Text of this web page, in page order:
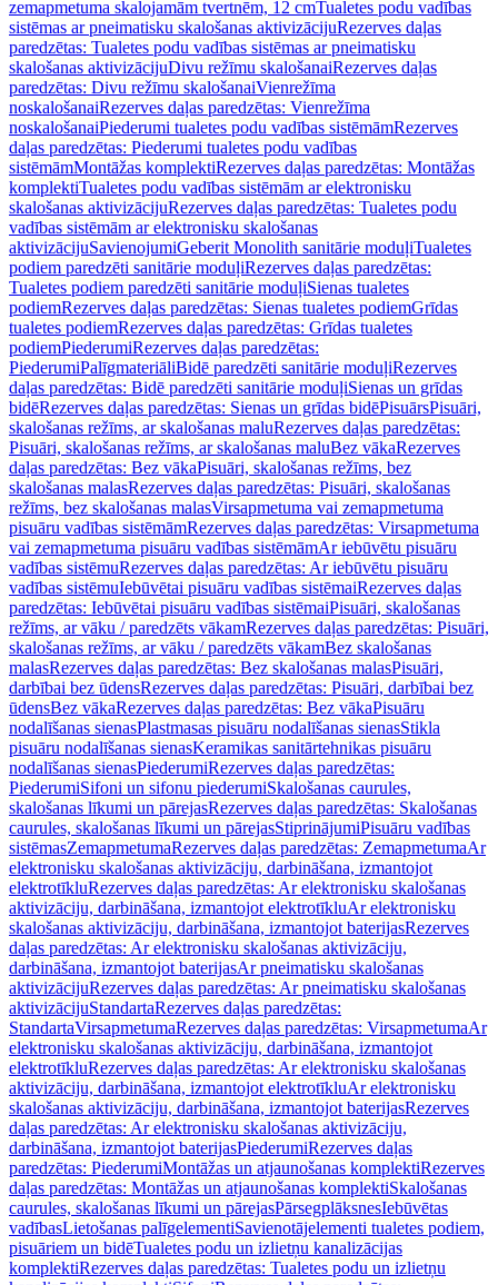
zemapmetuma skalojamām tvertnēm, 12 cmTualetes podu vadības
sistēmas ar pneimatisku skalošanas aktivizācijuRezerves daļas
paredzētas: Tualetes podu vadības sistēmas ar pneimatisku
skalošanas aktivizācijuDivu režīmu skalošanaiRezerves daļas
paredzētas: Divu režīmu skalošanaiVienrežīma
noskalošanaiRezerves daļas paredzētas: Vienrežīma
noskalošanaiPiederumi tualetes podu vadības sistēmāmRezerves
daļas paredzētas: Piederumi tualetes podu vadības
sistēmāmMontāžas komplektiRezerves daļas paredzētas: Montāžas
komplektiTualetes podu vadības sistēmām ar elektronisku
skalošanas aktivizācijuRezerves daļas paredzētas: Tualetes podu
vadības sistēmām ar elektronisku skalošanas
aktivizācijuSavienojumiGeberit Monolith sanitārie moduļiTualetes
podiem paredzēti sanitārie moduļiRezerves daļas paredzētas:
Tualetes podiem paredzēti sanitārie moduļiSienas tualetes
podiemRezerves daļas paredzētas: Sienas tualetes podiemGrīdas
tualetes podiemRezerves daļas paredzētas: Grīdas tualetes
podiemPiederumiRezerves daļas paredzētas:
PiederumiPalīgmateriāliBidē paredzēti sanitārie moduļiRezerves
daļas paredzētas: Bidē paredzēti sanitārie moduļiSienas un grīdas
bidēRezerves daļas paredzētas: Sienas un grīdas bidēPisuārsPisuāri,
skalošanas režīms, ar skalošanas maluRezerves daļas paredzētas:
Pisuāri, skalošanas režīms, ar skalošanas maluBez vākaRezerves
daļas paredzētas: Bez vākaPisuāri, skalošanas režīms, bez
skalošanas malasRezerves daļas paredzētas: Pisuāri, skalošanas
režīms, bez skalošanas malasVirsapmetuma vai zemapmetuma
pisuāru vadības sistēmāmRezerves daļas paredzētas: Virsapmetuma
vai zemapmetuma pisuāru vadības sistēmāmAr iebūvētu pisuāru
vadības sistēmuRezerves daļas paredzētas: Ar iebūvētu pisuāru
vadības sistēmuIebūvētai pisuāru vadības sistēmaiRezerves daļas
paredzētas: Iebūvētai pisuāru vadības sistēmaiPisuāri, skalošanas
režīms, ar vāku / paredzēts vākamRezerves daļas paredzētas: Pisuāri,
skalošanas režīms, ar vāku / paredzēts vākamBez skalošanas
malasRezerves daļas paredzētas: Bez skalošanas malasPisuāri,
darbībai bez ūdensRezerves daļas paredzētas: Pisuāri, darbībai bez
ūdensBez vākaRezerves daļas paredzētas: Bez vākaPisuāru
nodalīšanas sienasPlastmasas pisuāru nodalīšanas sienasStikla
pisuāru nodalīšanas sienasKeramikas sanitārtehnikas pisuāru
nodalīšanas sienasPiederumiRezerves daļas paredzētas:
PiederumiSifoni un sifonu piederumiSkalošanas caurules,
skalošanas līkumi un pārejasRezerves daļas paredzētas: Skalošanas
caurules, skalošanas līkumi un pārejasStiprinājumiPisuāru vadības
sistēmasZemapmetumaRezerves daļas paredzētas: ZemapmetumaAr
elektronisku skalošanas aktivizāciju, darbināšana, izmantojot
elektrotīkluRezerves daļas paredzētas: Ar elektronisku skalošanas
aktivizāciju, darbināšana, izmantojot elektrotīkluAr elektronisku
skalošanas aktivizāciju, darbināšana, izmantojot baterijasRezerves
daļas paredzētas: Ar elektronisku skalošanas aktivizāciju,
darbināšana, izmantojot baterijasAr pneimatisku skalošanas
aktivizācijuRezerves daļas paredzētas: Ar pneimatisku skalošanas
aktivizācijuStandartaRezerves daļas paredzētas:
StandartaVirsapmetumaRezerves daļas paredzētas: VirsapmetumaAr
elektronisku skalošanas aktivizāciju, darbināšana, izmantojot
elektrotīkluRezerves daļas paredzētas: Ar elektronisku skalošanas
aktivizāciju, darbināšana, izmantojot elektrotīkluAr elektronisku
skalošanas aktivizāciju, darbināšana, izmantojot baterijasRezerves
daļas paredzētas: Ar elektronisku skalošanas aktivizāciju,
darbināšana, izmantojot baterijasPiederumiRezerves daļas
paredzētas: PiederumiMontāžas un atjaunošanas komplektiRezerves
daļas paredzētas: Montāžas un atjaunošanas komplektiSkalošanas
caurules, skalošanas līkumi un pārejasPārsegplāksnesIebūvētas
vadībasLietošanas palīgelementiSavienotājelementi tualetes podiem,
pisuāriem un bidēTualetes podu un izlietņu kanalizācijas
komplektiRezerves daļas paredzētas: Tualetes podu un izlietņu